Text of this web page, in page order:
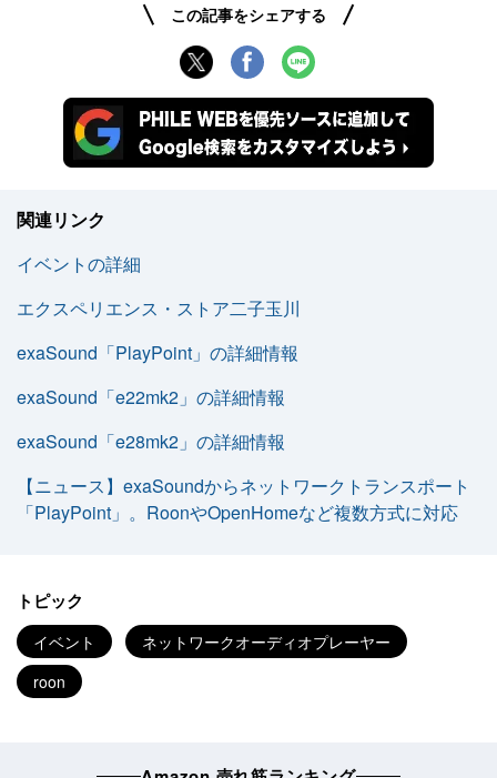
この記事をシェアする
関連リンク
イベントの詳細
エクスペリエンス・ストア二子玉川
exaSound「PlayPoint」の詳細情報
exaSound「e22mk2」の詳細情報
exaSound「e28mk2」の詳細情報
【ニュース】exaSoundからネットワークトランスポート
「PlayPoint」。RoonやOpenHomeなど複数方式に対応
トピック
イベント
ネットワークオーディオプレーヤー
roon